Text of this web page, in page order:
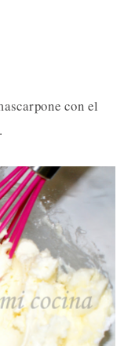
con el